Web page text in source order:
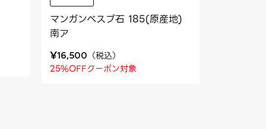
マンガンベスブ石 185(原産地)
南ア
¥16,500 （税込）
25%OFFクーポン対象